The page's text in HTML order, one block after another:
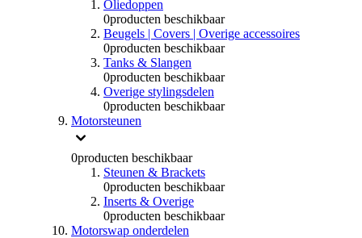
Oliedoppen
0producten beschikbaar
Beugels | Covers | Overige accessoires
0producten beschikbaar
Tanks & Slangen
0producten beschikbaar
Overige stylingsdelen
0producten beschikbaar
Motorsteunen
0producten beschikbaar
Steunen & Brackets
0producten beschikbaar
Inserts & Overige
0producten beschikbaar
Motorswap onderdelen